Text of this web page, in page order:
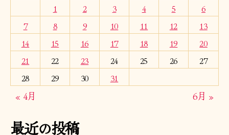
1
2 3 4 5
6
7
8 9 10 11 12
13
14
15 16 17 18 19
20
21
22 23 24 25 26
27
28
29 30 31
« 4月 6月 »
最近の投稿